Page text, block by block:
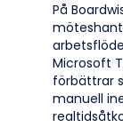
På
Microsoft
förbättrar
manuell